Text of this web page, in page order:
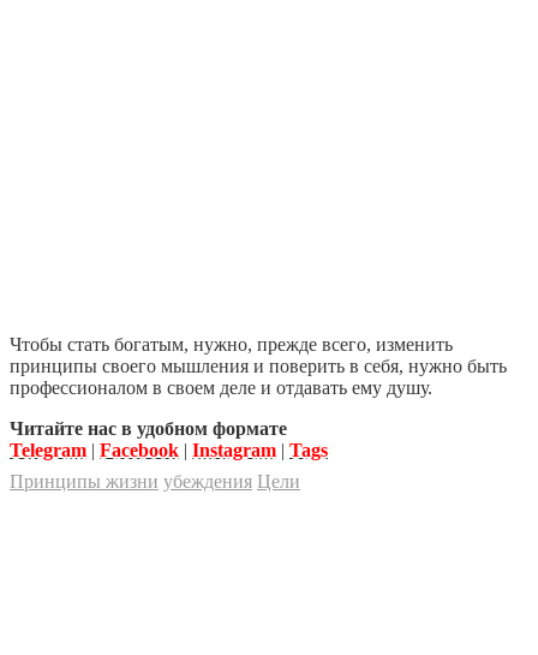
Чтобы стать богатым, нужно, прежде всего, изменить
принципы своего мышления и поверить в себя, нужно быть
профессионалом в своем деле и отдавать ему душу.
Читайте нас в удобном формате
Telegram | Facebook | Instagram | Tags
Принципы жизни убеждения Цели